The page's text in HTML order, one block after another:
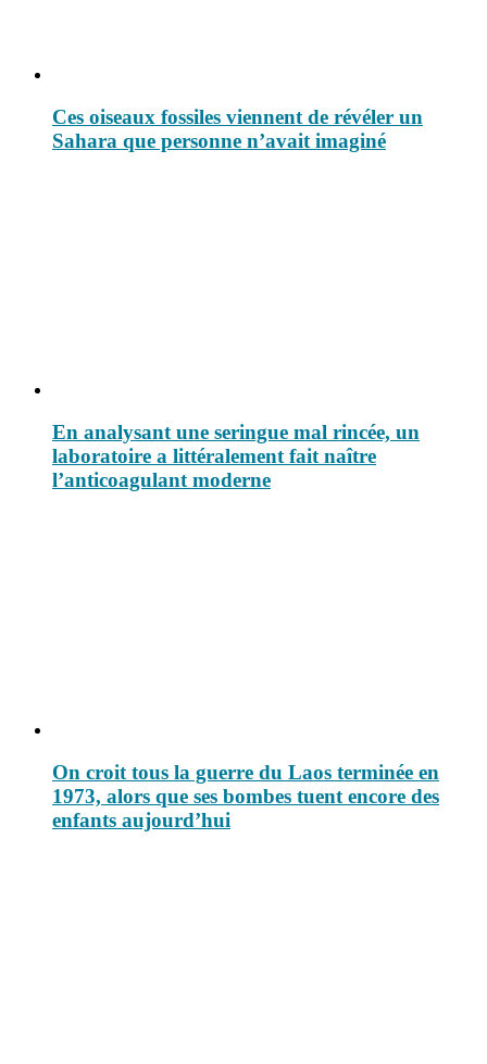
Ces oiseaux fossiles viennent de révéler un
Sahara que personne n’avait imaginé
En analysant une seringue mal rincée, un
laboratoire a littéralement fait naître
l’anticoagulant moderne
On croit tous la guerre du Laos terminée en
1973, alors que ses bombes tuent encore des
enfants aujourd’hui